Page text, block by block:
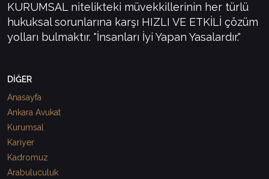
KURUMSAL nitelikteki müvekkillerinin her türlü
hukuksal sorunlarına karşı HIZLI VE ETKİLİ çözüm
yolları bulmaktır. "İnsanları İyi Yapan Yasalardır."
DİĞER
Anasayfa
Ankara Avukat
Kurumsal
Kariyer
Kadromuz
Arabuluculuk